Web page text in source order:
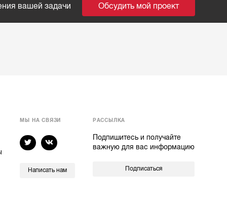
вашей задачи Обсудить мой проект
МЫ НА СВЯЗИ
Написать нам
РАССЫЛКА
Подпишитесь и получайте
важную для вас информацию
Подписаться